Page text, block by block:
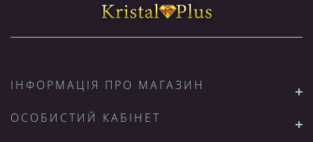
ІНФОРМАЦІЯ ПРО МАГАЗИН
ОСОБИСТИЙ КАБІНЕТ